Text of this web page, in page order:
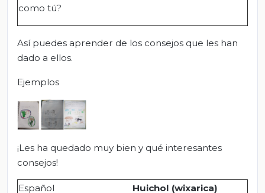
como tú?
Así puedes aprender de los consejos que les han
dado a ellos.
Ejemplos
¡Les ha quedado muy bien y qué interesantes
consejos!
Español Huichol (wixarica)